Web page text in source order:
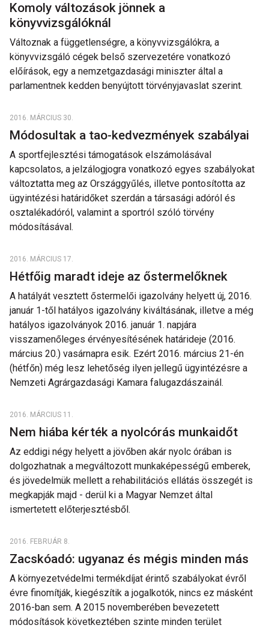
Komoly változások jönnek a
könyvvizsgálóknál
Változnak a függetlenségre, a könyvvizsgálókra, a
könyvvizsgáló cégek belső szervezetére vonatkozó
előírások, egy a nemzetgazdasági miniszter által a
parlamentnek kedden benyújtott törvényjavaslat szerint.
2016. MÁRCIUS 30.
Módosultak a tao-kedvezmények szabályai
A sportfejlesztési támogatások elszámolásával
kapcsolatos, a jelzálogjogra vonatkozó egyes szabályokat
változtatta meg az Országgyűlés, illetve pontosította az
ügyintézési határidőket szerdán a társasági adóról és
osztalékadóról, valamint a sportról szóló törvény
módosításával.
2016. MÁRCIUS 17.
Hétfőig maradt ideje az őstermelőknek
A hatályát vesztett őstermelői igazolvány helyett új, 2016.
január 1-től hatályos igazolvány kiváltásának, illetve a még
hatályos igazolványok 2016. január 1. napjára
visszamenőleges érvényesítésének határideje (2016.
március 20.) vasárnapra esik. Ezért 2016. március 21-én
(hétfőn) még lesz lehetőség ilyen jellegű ügyintézésre a
Nemzeti Agrárgazdasági Kamara falugazdászainál.
2016. MÁRCIUS 11.
Nem hiába kérték a nyolcórás munkaidőt
Az eddigi négy helyett a jövőben akár nyolc órában is
dolgozhatnak a megváltozott munkaképességű emberek,
és jövedelmük mellett a rehabilitációs ellátás összegét is
megkapják majd - derül ki a Magyar Nemzet által
ismertetett előterjesztésből.
2016. FEBRUÁR 8.
Zacskóadó: ugyanaz és mégis minden más
A környezetvédelmi termékdíjat érintő szabályokat évről
évre finomítják, kiegészítik a jogalkotók, nincs ez másként
2016-ban sem. A 2015 novemberében bevezetett
módosítások következtében szinte minden terület